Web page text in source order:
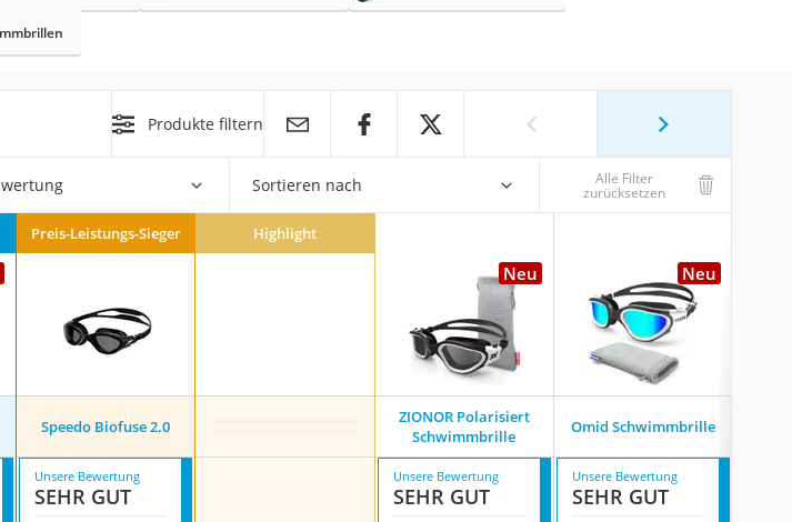
Produkte filtern
Sortieren nach Alle Filter
zurücksetzen
Preis-Leistungs-Sieger Highlight
Neu Neu
Speedo Biofuse 2.0
ZIONOR Polarisiert
Schwimmbrille
Omid Schwimmbrille
Unsere Bewertung
SEHR GUT
Unsere Bewertung
SEHR GUT
Unsere Bewertung
SEHR GUT